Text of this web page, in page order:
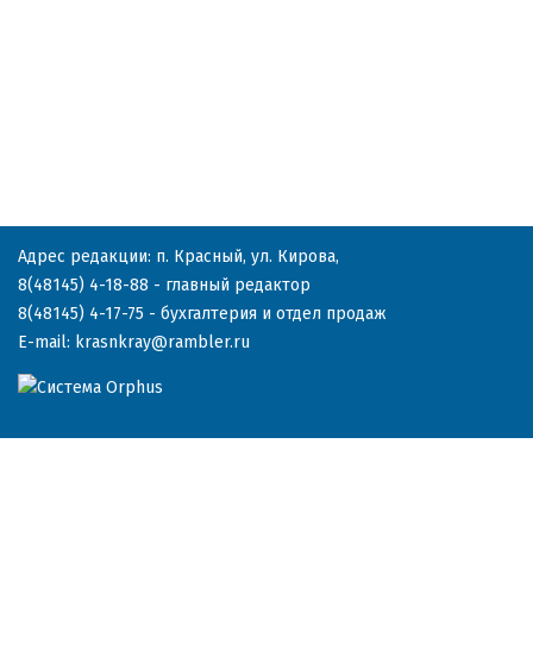
Адрес редакции: п. Красный, ул. Кирова,
8(48145) 4-18-88 - главный редактор
8(48145) 4-17-75 - бухгалтерия и отдел продаж
E-mail: krasnkray@rambler.ru